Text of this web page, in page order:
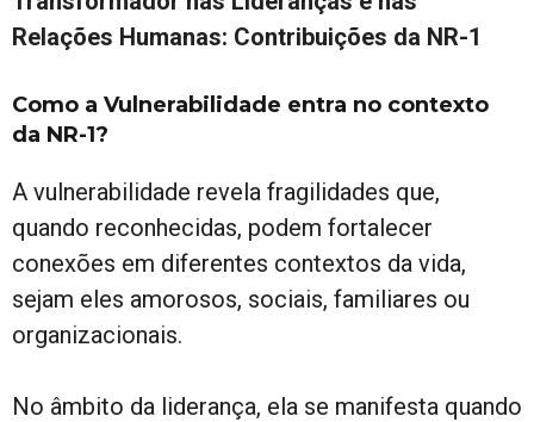
Relações Humanas: Contribuições da NR-1
Como a Vulnerabilidade entra no contexto
da NR-1?
A vulnerabilidade revela fragilidades que,
quando reconhecidas, podem fortalecer
conexões em diferentes contextos da vida,
sejam eles amorosos, sociais, familiares ou
organizacionais.
No âmbito da liderança, ela se manifesta quando